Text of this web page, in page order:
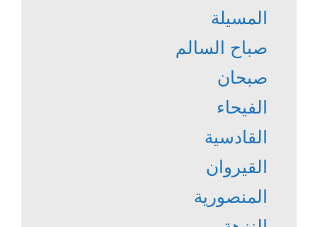
المسيلة
صباح السالم
صبحان
الفيحاء
القادسية
القيروان
المنصورية